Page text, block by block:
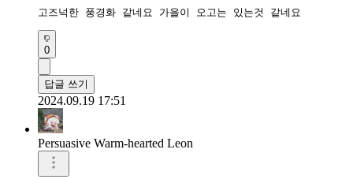
고즈넉한 풍경화 같네요 가을이 오고는 있는것 같네요
0
답글 쓰기
2024.09.19 17:51
Persuasive Warm-hearted Leon